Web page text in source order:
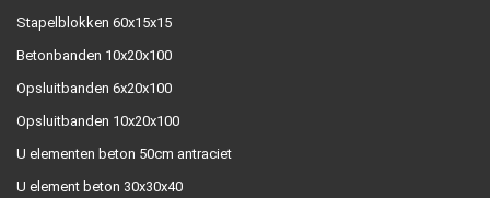
Stapelblokken 60x15x15
Betonbanden 10x20x100
Opsluitbanden 6x20x100
Opsluitbanden 10x20x100
U elementen beton 50cm antraciet
U element beton 30x30x40